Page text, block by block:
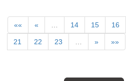
«« « 14 15 16
21 22 23 » »»